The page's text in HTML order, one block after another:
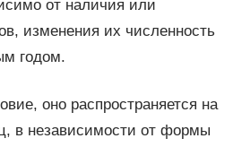
от наличия или
изменения их численность
годом.
оно распространяется на
в независимости от формы